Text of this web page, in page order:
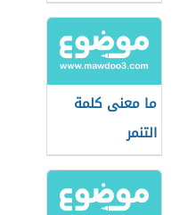
ما معنى كلمة
التنمر